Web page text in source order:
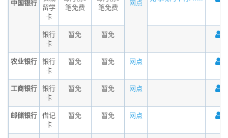
中国银行 网点
留学
卡
笔免费
笔免费
银行
卡
暂免 暂免
农业银行
银行
卡
暂免 暂免 网点
工商银行
银行
卡
暂免 暂免 网点
邮储银行
借记
卡
暂免 暂免 网点